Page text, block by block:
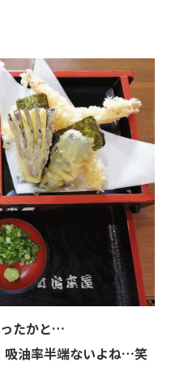
たかと…
吸油率半端ないよね…笑